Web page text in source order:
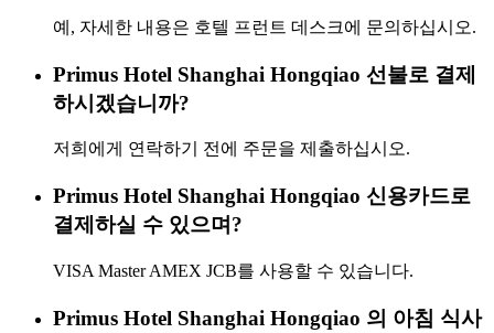
예, 자세한 내용은 호텔 프런트 데스크에 문의하십시오.
Primus Hotel Shanghai Hongqiao 선불로 결제
하시겠습니까?
저희에게 연락하기 전에 주문을 제출하십시오.
Primus Hotel Shanghai Hongqiao 신용카드로
결제하실 수 있으며?
VISA Master AMEX JCB를 사용할 수 있습니다.
Primus Hotel Shanghai Hongqiao 의 아침 식사